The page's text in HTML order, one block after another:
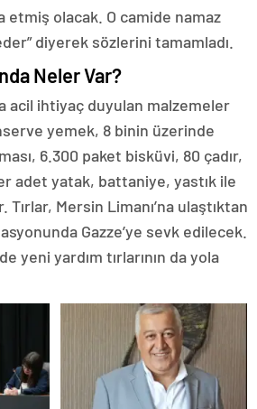
etmiş olacak. O camide namaz
diyerek sözlerini tamamladı.
Neler Var?
acil ihtiyaç duyulan malzemeler
yemek, 8 binin üzerinde
6.300 paket bisküvi, 80 çadır,
adet yatak, battaniye, yastık ile
Mersin Limanı’na ulaştıktan
Gazze’ye sevk edilecek.
yeni yardım tırlarının da yola